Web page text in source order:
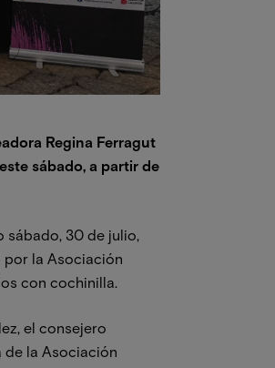
Regina Ferragut
sábado, a partir de
sábado, 30 de julio,
por la Asociación
con cochinilla.
el consejero
de la Asociación